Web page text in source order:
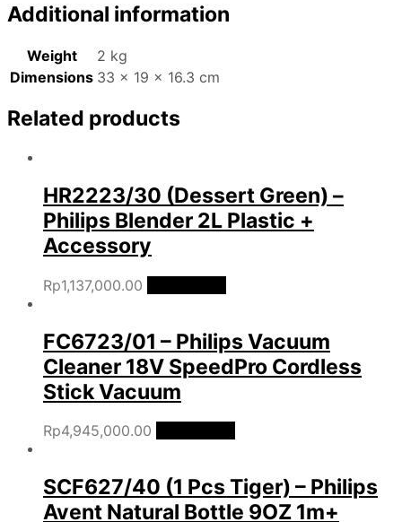
Additional information
Weight
2 kg
Dimensions 33 × 19 × 16.3 cm
Related products
HR2223/30 (Dessert Green) –
Philips Blender 2L Plastic +
Accessory
Rp1,137,000.00
FC6723/01 – Philips Vacuum
Cleaner 18V SpeedPro Cordless
Stick Vacuum
Rp4,945,000.00
SCF627/40 (1 Pcs Tiger) – Philips
Avent Natural Bottle 9OZ 1m+